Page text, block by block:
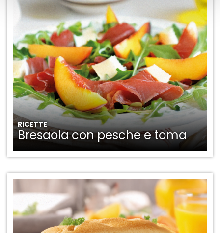
RICETTE
Bresaola con pesche e toma